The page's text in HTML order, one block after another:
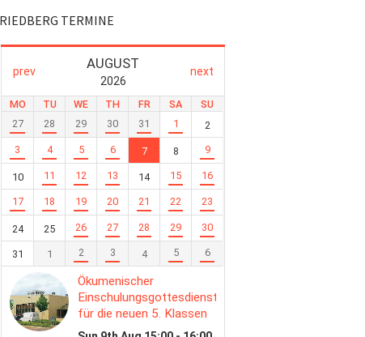
RIEDBERG TERMINE